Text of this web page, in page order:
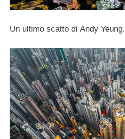
Un ultimo scatto di Andy Yeung.